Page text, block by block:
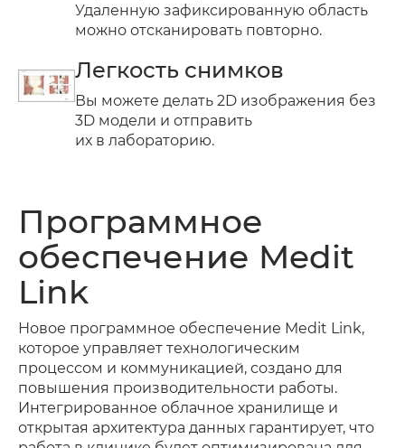
Удаленную зафиксированную область
можно отсканировать повторно.
Легкость снимков
Вы можете делать 2D изображения без
3D модели и отправить
их в лабораторию.
Программное
обеспечение Medit
Link
Новое программное обеспечение Medit Link,
которое управляет технологическим
процессом и коммуникацией, создано для
повышения производительности работы.
Интегрированное облачное хранилище и
открытая архитектура данных гарантирует, что